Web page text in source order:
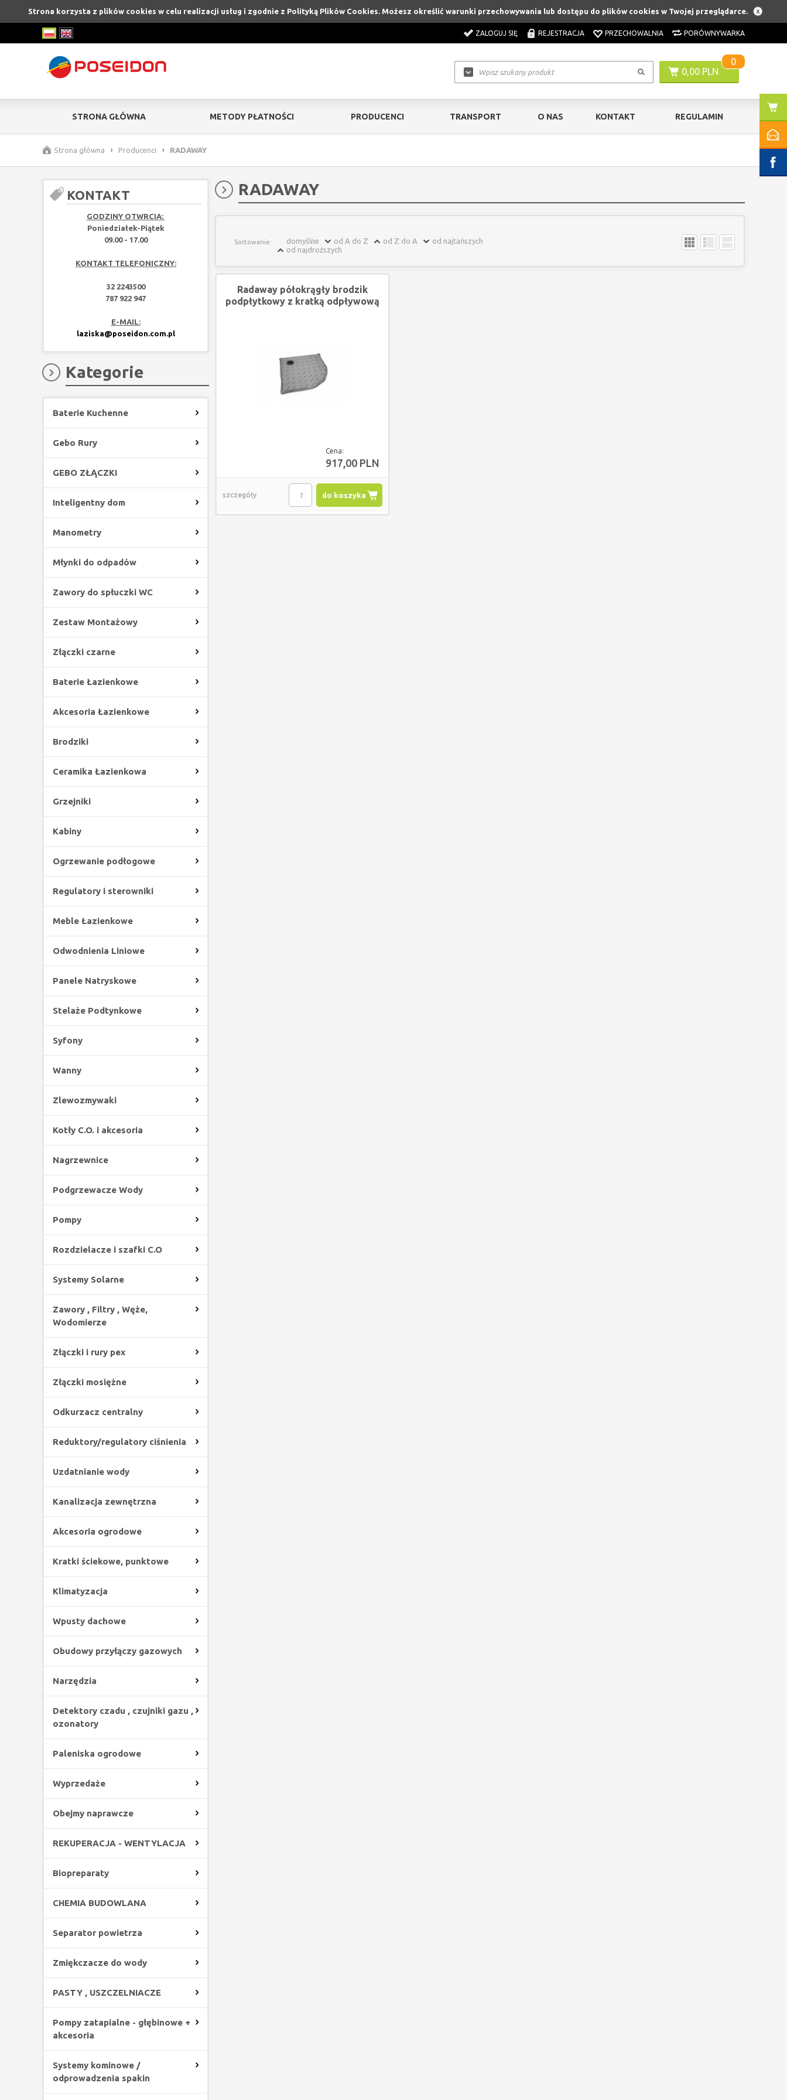
Strona korzysta z plików cookies w celu realizacji usług i zgodnie z Polityką Plików Cookies. Możesz określić warunki przechowywania lub dostępu do plików cookies w Twojej przeglądarce.
ZALOGUJ SIĘ REJESTRACJA PRZECHOWALNIA PORÓWNYWARKA
0,00 PLN
0
STRONA GŁÓWNA METODY PŁATNOŚCI PRODUCENCI TRANSPORT O NAS KONTAKT REGULAMIN
Strona główna › Producenci › RADAWAY
KONTAKT
GODZINY OTWRCIA:
Poniedziałek-Piątek
09.00 - 17.00
KONTAKT TELEFONICZNY:
32 2243500
787 922 947
E-MAIL:
laziska@poseidon.com.pl
Kategorie
Baterie Kuchenne
Gebo Rury
GEBO ZŁĄCZKI
Inteligentny dom
Manometry
Młynki do odpadów
Zawory do spłuczki WC
Zestaw Montażowy
Złączki czarne
Baterie Łazienkowe
Akcesoria Łazienkowe
Brodziki
Ceramika Łazienkowa
Grzejniki
Kabiny
Ogrzewanie podłogowe
Regulatory i sterowniki
Meble Łazienkowe
Odwodnienia Liniowe
Panele Natryskowe
Stelaże Podtynkowe
Syfony
Wanny
Zlewozmywaki
Kotły C.O. i akcesoria
Nagrzewnice
Podgrzewacze Wody
Pompy
Rozdzielacze i szafki C.O
Systemy Solarne
Zawory , Filtry , Węże,
Wodomierze
Złączki i rury pex
Złączki mosiężne
Odkurzacz centralny
Reduktory/regulatory ciśnienia
Uzdatnianie wody
Kanalizacja zewnętrzna
Akcesoria ogrodowe
Kratki ściekowe, punktowe
Klimatyzacja
Wpusty dachowe
Obudowy przyłączy gazowych
Narzędzia
Detektory czadu , czujniki gazu ,
ozonatory
Paleniska ogrodowe
Wyprzedaże
Obejmy naprawcze
REKUPERACJA - WENTYLACJA
Biopreparaty
CHEMIA BUDOWLANA
Separator powietrza
Zmiękczacze do wody
PASTY , USZCZELNIACZE
Pompy zatapialne - głębinowe +
akcesoria
Systemy kominowe /
odprowadzenia spakin
RADAWAY
Sortowanie: domyślne od A do Z od Z do A
od najtańszych
od najdroższych
Cena:
917,00 PLN
Radaway półokrągły brodzik
podpłytkowy z kratką odpływową
do koszyka
szczegóły